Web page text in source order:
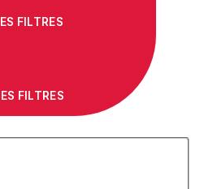
FILTRES
FILTRES